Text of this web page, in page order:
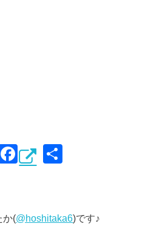
F
a
e
か(@hoshitaka6)です♪